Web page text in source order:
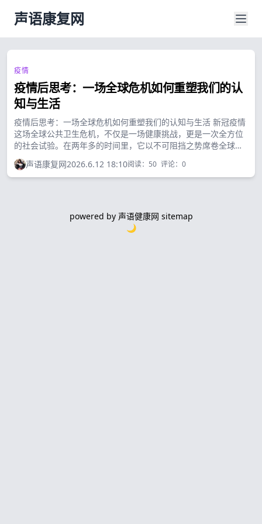
声语康复网
疫情
疫情后思考：一场全球危机如何重塑我们的认
知与生活
疫情后思考：一场全球危机如何重塑我们的认知与生活 新冠疫情
这场全球公共卫生危机，不仅是一场健康挑战，更是一次全方位
的社会试验。在两年多的时间里，它以不可阻挡之势席卷全球，
改变了我们的工作方式、社交模式，甚至是对生命意义的理解。
当危机逐渐缓解，回望这段特殊岁月，我们不禁思考：这场全球
性灾难究竟给我们留下了什么？...
声语康复网2026.6.12 18:10阅读： 50 评论： 0
powered by 声语健康网 sitemap
🌙